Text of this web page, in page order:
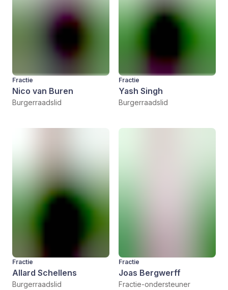
Fractie
Nico van Buren
Burgerraadslid
Fractie
Yash Singh
Burgerraadslid
Fractie
Allard Schellens
Burgerraadslid
Fractie
Joas Bergwerff
Fractie-ondersteuner